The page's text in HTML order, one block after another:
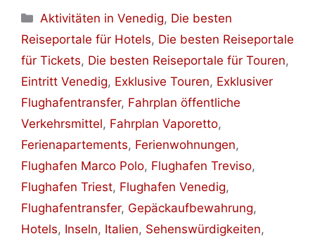
Kategorien
Aktivitäten in Venedig, Die besten
Reiseportale für Hotels, Die besten Reiseportale
für Tickets, Die besten Reiseportale für Touren,
Eintritt Venedig, Exklusive Touren, Exklusiver
Flughafentransfer, Fahrplan öffentliche
Verkehrsmittel, Fahrplan Vaporetto,
Ferienapartements, Ferienwohnungen,
Flughafen Marco Polo, Flughafen Treviso,
Flughafen Triest, Flughafen Venedig,
Flughafentransfer, Gepäckaufbewahrung,
Hotels, Inseln, Italien, Sehenswürdigkeiten,